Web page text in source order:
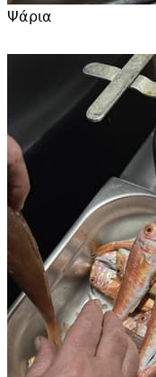
Ψάρια